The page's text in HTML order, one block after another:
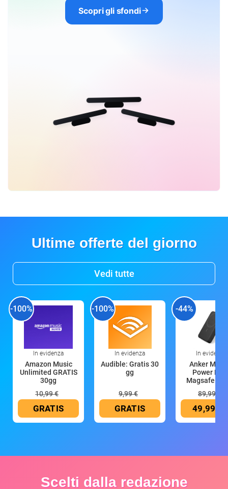
Scopri gli sfondi
Ultime offerte del giorno
Vedi tutte
-100%
In evidenza
Amazon Music
Unlimited GRATIS
30gg
10,99 €
GRATIS
-100%
In evidenza
Audible: Gratis 30
gg
9,99 €
GRATIS
-44%
In evidenza
Anker
Power
Magsafe
89,99 €
49,99 €
Scelti dalla redazione